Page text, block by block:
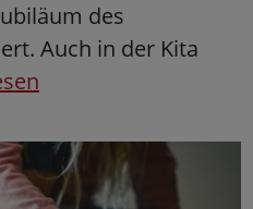
des
Auch in der Kita